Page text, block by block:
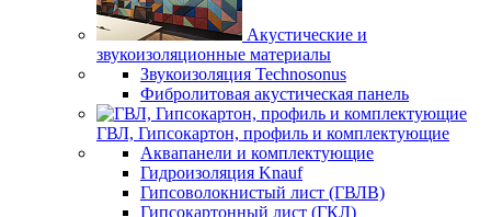
Акустические и
звукоизоляционные материалы
Звукоизоляция Technosonus
Фибролитовая акустическая панель
ГВЛ, Гипсокартон, профиль и комплектующие
Аквапанели и комплектующие
Гидроизоляция Knauf
Гипсоволокнистый лист (ГВЛВ)
Гипсокартонный лист (ГКЛ)